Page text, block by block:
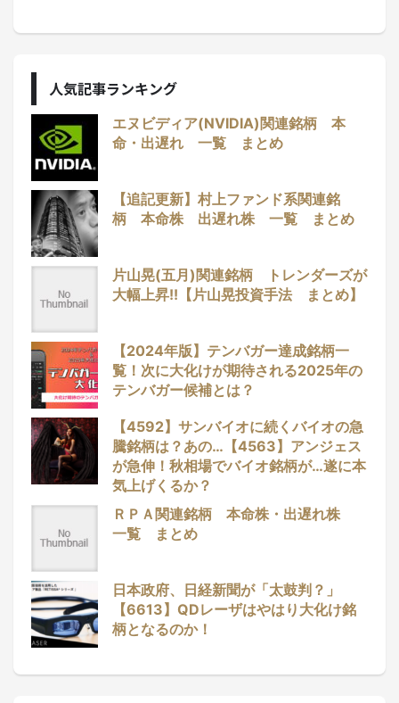
人気記事ランキング
エヌビディア(NVIDIA)関連銘柄 本
命・出遅れ 一覧 まとめ
【追記更新】村上ファンド系関連銘
柄 本命株 出遅れ株 一覧 まとめ
片山晃(五月)関連銘柄 トレンダーズが
大幅上昇!!【片山晃投資手法 まとめ】
【2024年版】テンバガー達成銘柄一
覧！次に大化けが期待される2025年の
テンバガー候補とは？
【4592】サンバイオに続くバイオの急
騰銘柄は？あの…【4563】アンジェス
が急伸！秋相場でバイオ銘柄が…遂に本
気上げくるか？
ＲＰＡ関連銘柄 本命株・出遅れ株
一覧 まとめ
日本政府、日経新聞が「太鼓判？」
【6613】QDレーザはやはり大化け銘
柄となるのか！